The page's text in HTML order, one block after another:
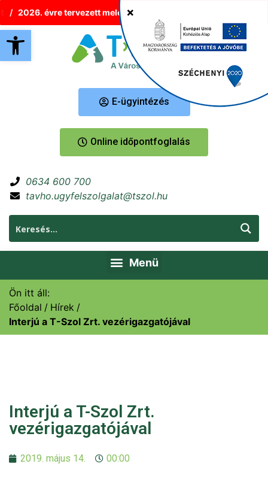
Eszköztár megnyitása
2026. évre tervezett melegvíz-korlátozások Tatabányán
E-ügyintézés
Online időpontfoglalás
0634 600 700
tavho.ugyfelszolgalat@tszol.hu
Ön itt áll:
Főoldal
Hírek
Interjú a T-Szol Zrt. vezérigazgatójával
Interjú a T-Szol Zrt.
vezérigazgatójával
2019. május 14. 00:00